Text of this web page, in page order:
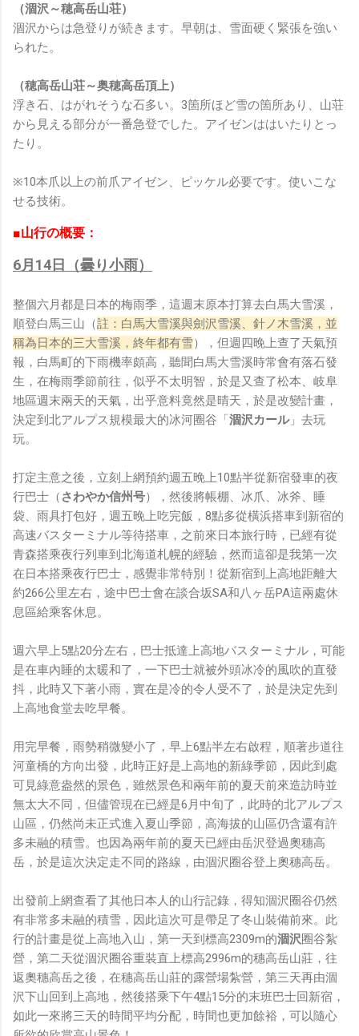
（涸沢～穂高岳山荘）
涸沢からは急登りが続きます。早朝は、雪面硬く緊張を強い
られた。
（穂高岳山荘～奥穂高岳頂上）
浮き石、はがれそうな石多い。3箇所ほど雪の箇所あり、山荘
から見える部分が一番急登でした。アイゼンははいたりとっ
たり。
※10本爪以上の前爪アイゼン、ピッケル必要です。使いこな
せる技術。
■山行の概要：
6月14日（曇り小雨）
整個六月都是日本的梅雨季，這週末原本打算去白馬大雪溪，
順登白馬三山（註：白馬大雪溪與劍沢雪溪、針ノ木雪溪，並
稱為日本的三大雪溪，終年都有雪），但週四晚上查了天氣預
報，白馬町的下雨機率頗高，聽聞白馬大雪溪時常會有落石發
生，在梅雨季節前往，似乎不太明智，於是又查了松本、岐阜
地區週末兩天的天氣，出乎意料竟然是晴天，於是改變計畫，
決定到北アルプス規模最大的冰河圈谷「涸沢カール」去玩
玩。
打定主意之後，立刻上網預約週五晚上10點半從新宿發車的夜
行巴士（ さわやか信州号），然後將帳棚、冰爪、冰斧、睡
袋、雨具打包好，週五晚上吃完飯，8點多從橫浜搭車到新宿的
高速バスターミナル等待搭車，之前來日本旅行時，已經有從
青森搭乘夜行列車到北海道札幌的經驗，然而這卻是我第一次
在日本搭乘夜行巴士，感覺非常特別！從新宿到上高地距離大
約266公里左右，途中巴士會在談合坂SA和八ヶ岳PA這兩處休
息區給乘客休息。
週六早上5點20分左右，巴士抵達上高地バスターミナル，可能
是在車內睡的太暖和了，一下巴士就被外頭冰冷的風吹的直發
抖，此時又下著小雨，實在是冷的令人受不了，於是決定先到
上高地食堂去吃早餐。
用完早餐，雨勢稍微變小了，早上6點半左右啟程，順著步道往
河童橋的方向出發，此時正好是上高地的新綠季節，因此到處
可見綠意盎然的景色，雖然景色和兩年前的夏天前來造訪時並
無太大不同，但儘管現在已經是6月中旬了，此時的北アルプス
山區，仍然尚未正式進入夏山季節，高海拔的山區仍含還有許
多未融的積雪。也因為兩年前的夏天已經由岳沢登過奧穗高
岳，於是這次決定走不同的路線，由涸沢圈谷登上奧穗高岳。
出發前上網查看了其他日本人的山行記錄，得知涸沢圈谷仍然
有非常多未融的積雪，因此這次可是帶足了冬山裝備前來。此
行的計畫是從上高地入山，第一天到標高2309m的涸沢圈谷紮
營，第二天從涸沢圈谷重裝直上標高2996m的穗高岳山莊，往
返奧穗高岳之後，在穗高岳山莊的露營場紮營，第三天再由涸
沢下山回到上高地，然後搭乘下午4點15分的末班巴士回新宿，
如此一來將三天的時間平均分配，時間也更加餘裕，可以隨心